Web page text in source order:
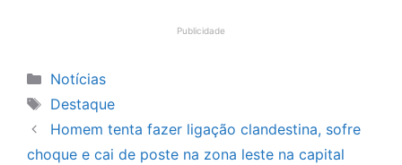
Publicidade
Categorias
Notícias
Tags
Destaque
Homem tenta fazer ligação clandestina, sofre
choque e cai de poste na zona leste na capital